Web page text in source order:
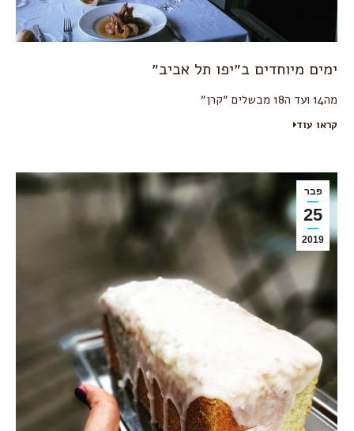
ימים מיוחדים ב״יפו תל אביב״
מה14 ועד ה18 מבשלים ״קרן״
קראו עוד
פבר
25
2019